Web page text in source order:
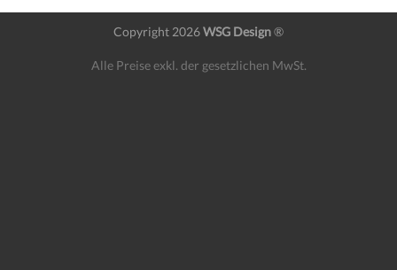
Copyright 2026WSG Design®
Alle Preise exkl. der gesetzlichen MwSt.